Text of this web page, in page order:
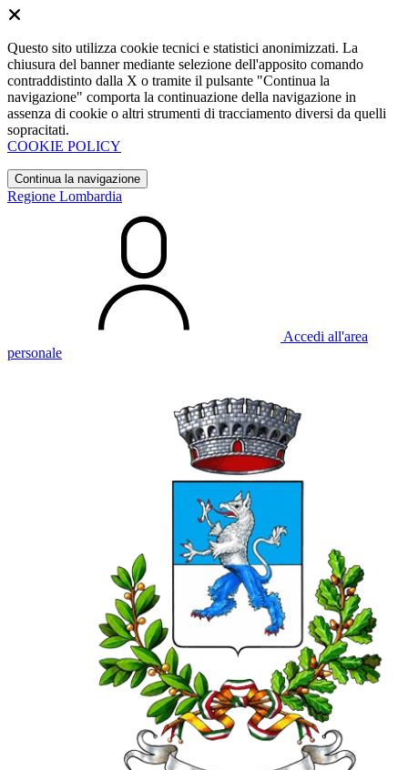
Questo sito utilizza cookie tecnici e statistici anonimizzati. La
chiusura del banner mediante selezione dell'apposito comando
contraddistinto dalla X o tramite il pulsante "Continua la
navigazione" comporta la continuazione della navigazione in
assenza di cookie o altri strumenti di tracciamento diversi da quelli
sopracitati.
COOKIE POLICY
Continua la navigazione
Regione Lombardia
Accedi all'area
personale